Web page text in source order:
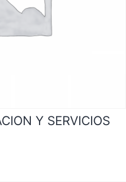
Y SERVICIOS